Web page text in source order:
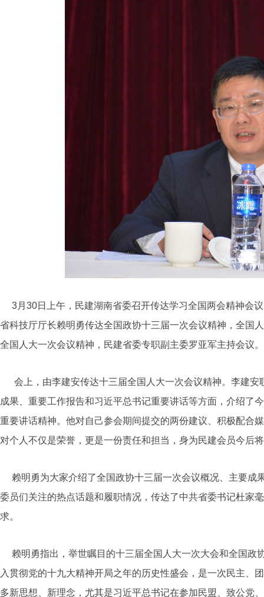
3月30日上午，民建湖南省委召开传达学习全国两会精神会
省科技厅厅长赖明勇传达全国政协十三届一次会议精神 ，全国
全国人大一次会议精神， 民建省委专职副主委罗亚军主持会议。
会上，由李建安传达十三届全国人大一次会议精神。李建安
成果、重要工作报告和习近平总书记重要讲话等方面，介绍了
重要讲话精神。他对自己参会期间提交的两份建议、积极配合
对个人不仅是荣誉，更是一份责任和担当，身为民建会员今后
赖明勇为大家介绍了全国政协十三届一次会议概况、主要成
委员们关注的热点话题和履职情况，传达了中共省委书记杜家
求。
赖明勇指出，举世瞩目的十三届全国人大一次大会和全国
入贯彻党的十九大精神开局之年的历史性盛会，是一次民主、
多新思想、新理念， 尤其是习近平总书记在参加民盟、致公党